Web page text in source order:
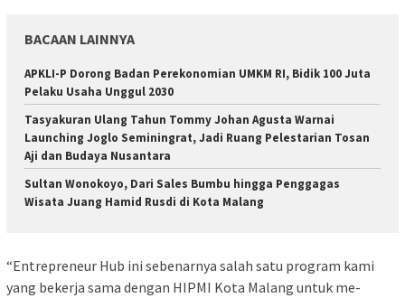
BACAAN LAINNYA
APKLI-P Dorong Badan Perekonomian UMKM RI, Bidik 100 Juta
Pelaku Usaha Unggul 2030
Tasyakuran Ulang Tahun Tommy Johan Agusta Warnai
Launching Joglo Seminingrat, Jadi Ruang Pelestarian Tosan
Aji dan Budaya Nusantara
Sultan Wonokoyo, Dari Sales Bumbu hingga Penggagas
Wisata Juang Hamid Rusdi di Kota Malang
“Entrepreneur Hub ini sebenarnya salah satu program kami
yang bekerja sama dengan HIPMI Kota Malang untuk me-